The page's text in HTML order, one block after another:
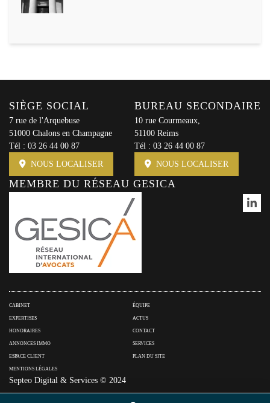
SIÈGE SOCIAL
7 rue de l'Arquebuse
51000 Chalons en Champagne
Tél : 03 26 44 00 87
NOUS LOCALISER
BUREAU SECONDAIRE
10 rue Courmeaux,
51100 Reims
Tél : 03 26 44 00 87
NOUS LOCALISER
MEMBRE DU RÉSEAU GESICA
CABINET ÉQUIPE
EXPERTISES ACTUS
HONORAIRES CONTACT
ANNONCES IMMO SERVICES
ESPACE CLIENT PLAN DU SITE
MENTIONS LÉGALES
Septeo Digital & Services © 2024